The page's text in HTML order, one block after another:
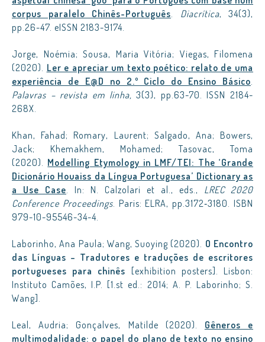
corpus paralelo Chinês-Português. Diacrítica, 34(3),
pp.26-47. eISSN 2183-9174.
Jorge, Noémia; Sousa, Maria Vitória; Viegas, Filomena
(2020). Ler e apreciar um texto poético: relato de uma
experiência de E@D no 2.º Ciclo do Ensino Básico.
Palavras – revista em linha, 3(3), pp.63-70. ISSN 2184-
268X.
Khan, Fahad; Romary, Laurent; Salgado, Ana; Bowers,
Jack; Khemakhem, Mohamed; Tasovac, Toma
(2020). Modelling Etymology in LMF/TEI: The ‘Grande
Dicionário Houaiss da Língua Portuguesa’ Dictionary as
a Use Case. In: N. Calzolari et al., eds., LREC 2020
Conference Proceedings. Paris: ELRA, pp.3172‑3180. ISBN
979-10-95546-34-4.
Laborinho, Ana Paula; Wang, Suoying (2020). O Encontro
das Línguas – Tradutores e traduções de escritores
portugueses para chinês [exhibition posters]. Lisbon:
Instituto Camões, I.P. [1.st ed.: 2014; A. P. Laborinho; S.
Wang].
Leal, Audria; Gonçalves, Matilde (2020). Gêneros e
multimodalidade: o papel do plano de texto no ensino